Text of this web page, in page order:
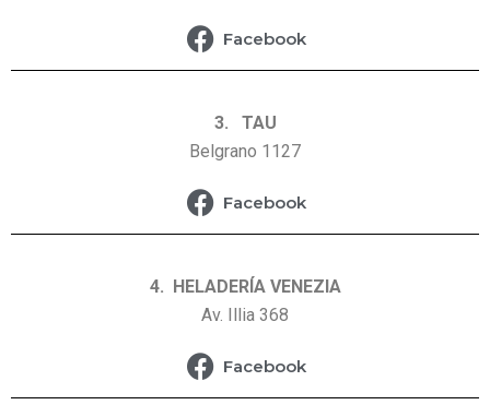
Facebook
3. TAU
Belgrano 1127
Facebook
4. HELADERÍA VENEZIA
Av. Illia 368
Facebook